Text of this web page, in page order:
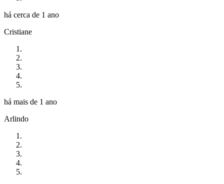
há cerca de 1 ano
Cristiane
há mais de 1 ano
Arlindo